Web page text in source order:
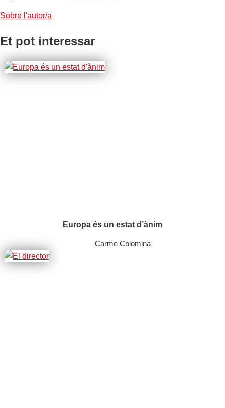
Sobre l'autor/a
Et pot interessar
Europa és un estat d’ànim
Carme Colomina